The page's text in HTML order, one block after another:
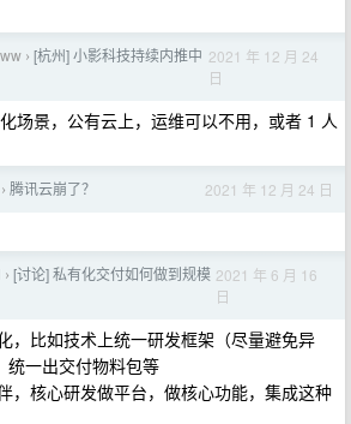
› [杭州] 小影科技持续内推中 2021 年 12 月 24
日
场景，公有云上，运维可以不用，或者 1 人
› 腾讯云崩了？ 2021 年 12 月 24 日
› [讨论] 私有化交付如何做到规模 2021 年 6 月 16
日
，比如技术上统一研发框架（尽量避免异
统一出交付物料包等
，核心研发做平台，做核心功能，集成这种